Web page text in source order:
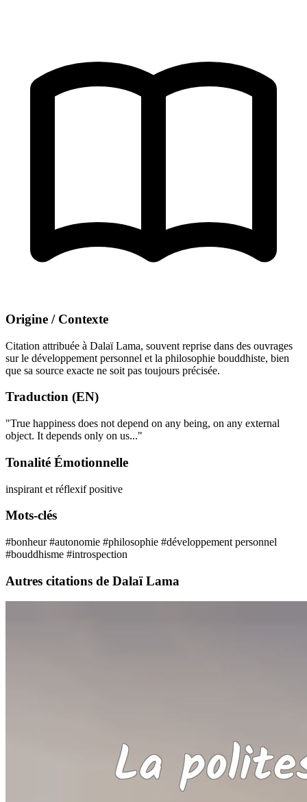
Origine / Contexte
Citation attribuée à Dalaï Lama, souvent reprise dans des ouvrages
sur le développement personnel et la philosophie bouddhiste, bien
que sa source exacte ne soit pas toujours précisée.
Traduction (EN)
"True happiness does not depend on any being, on any external
object. It depends only on us..."
Tonalité Émotionnelle
inspirant et réflexifpositive
Mots-clés
#bonheur#autonomie #philosophie #développement personnel
#bouddhisme #introspection
Autres citations de Dalaï Lama